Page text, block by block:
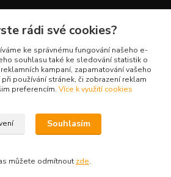
332 100
hod.)
rádi své cookies?
ke správnému fungování našeho e-
souhlasu také ke sledování statistik o
kampaní, zapamatování vašeho
používání stránek, či zobrazení reklam
preferencím. Více k využití cookies
Souhlasím
můžete odmítnout zde.